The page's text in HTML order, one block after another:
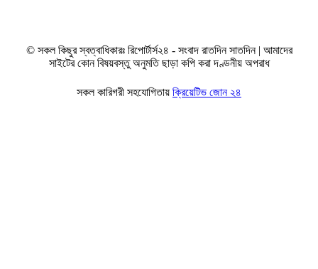
© সকল কিছুর স্বত্বাধিকারঃ রিপোর্টার্স২৪ - সংবাদ রাতদিন সাতদিন | আমাদের
সাইটের কোন বিষয়বস্তু অনুমতি ছাড়া কপি করা দণ্ডনীয় অপরাধ
সকল কারিগরী সহযোগিতায় ক্রিয়েটিভ জোন ২৪